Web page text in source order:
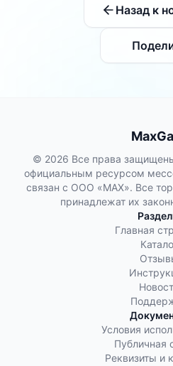
Назад к
© 2026 Все права
официальным ресурсом
связан с ООО «МАХ». Все
принадлежат их
Главная
Условия
Публичная
Реквизиты и